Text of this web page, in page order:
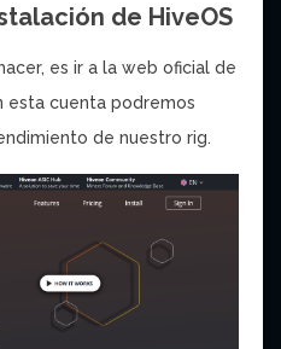
de HiveOS
es ir a la web oficial de
esta cuenta podremos
de nuestro rig.